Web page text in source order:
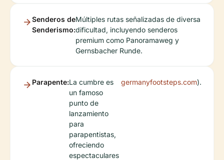
Senderos de
Senderismo:
Múltiples rutas señalizadas de diversa
dificultad, incluyendo senderos
premium como Panoramaweg y
Gernsbacher Runde.
Parapente:La cumbre es
un famoso
punto de
lanzamiento
para
parapentistas,
ofreciendo
espectaculares
germanyfootsteps.com).